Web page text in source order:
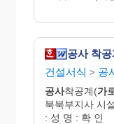
공사 착
건설서식 > 공
공사착공계(가
북북부지사 시
: 성 명 : 확 인